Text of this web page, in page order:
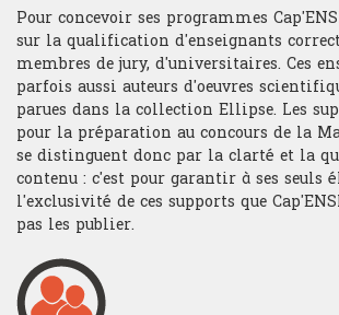
Pour concevoir ses programmes
sur la qualification d'enseignants
membres de jury, d'universitaires. Ces
parfois aussi auteurs d'oeuvres
parues dans la collection Ellipse. Les
pour la préparation au concours de la
se distinguent donc par la clarté et la
contenu : c'est pour garantir à ses seuls
l'exclusivité de ces supports que
pas les publier.